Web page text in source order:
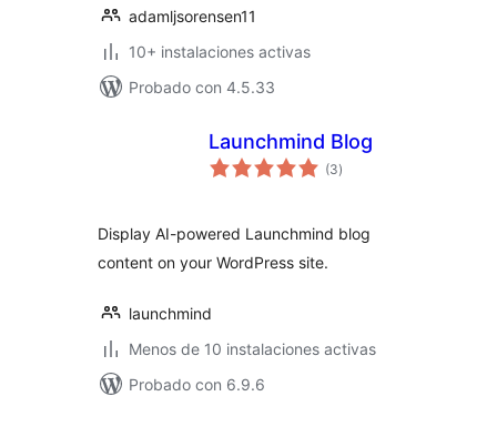
adamljsorensen11
10+ instalaciones activas
Probado con 4.5.33
Launchmind Blog
(3valoraciones
en
)
Display AI-powered Launchmind blog
content on your WordPress site.
launchmind
Menos de 10 instalaciones activas
Probado con 6.9.6